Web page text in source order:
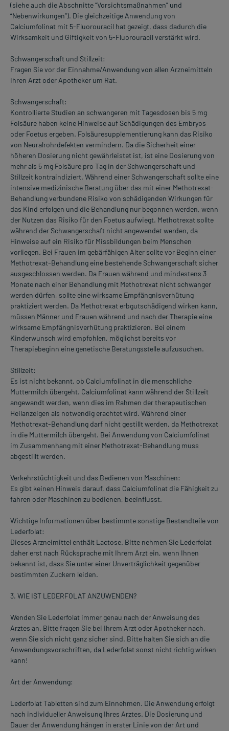
(siehe auch die Abschnitte “Vorsichtsmaßnahmen” und
“Nebenwirkungen”). Die gleichzeitige Anwendung von
Calciumfolinat mit 5-Fluorouracil hat gezeigt, dass dadurch die
Wirksamkeit und Giftigkeit von 5-Fluorouracil verstärkt wird.
Schwangerschaft und Stillzeit:
Fragen Sie vor der Einnahme/Anwendung von allen Arzneimitteln
Ihren Arzt oder Apotheker um Rat.
Schwangerschaft:
Kontrollierte Studien an schwangeren mit Tagesdosen bis 5 mg
Folsäure haben keine Hinweise auf Schädigungen des Embryos
oder Foetus ergeben. Folsäuresupplementierung kann das Risiko
von Neuralrohrdefekten vermindern. Da die Sicherheit einer
höheren Dosierung nicht gewährleistet ist, ist eine Dosierung von
mehr als 5 mg Folsäure pro Tag in der Schwangerschaft und
Stillzeit kontraindiziert. Während einer Schwangerschaft sollte eine
intensive medizinische Beratung über das mit einer Methotrexat-
Behandlung verbundene Risiko von schädigenden Wirkungen für
das Kind erfolgen und die Behandlung nur begonnen werden, wenn
der Nutzen das Risiko für den Foetus aufwiegt. Methotrexat sollte
während der Schwangerschaft nicht angewendet werden, da
Hinweise auf ein Risiko für Missbildungen beim Menschen
vorliegen. Bei Frauen im gebärfähigen Alter sollte vor Beginn einer
Methotrexat-Behandlung eine bestehende Schwangerschaft sicher
ausgeschlossen werden. Da Frauen während und mindestens 3
Monate nach einer Behandlung mit Methotrexat nicht schwanger
werden dürfen, sollte eine wirksame Empfängnisverhütung
praktiziert werden. Da Methotrexat erbgutschädigend wirken kann,
müssen Männer und Frauen während und nach der Therapie eine
wirksame Empfängnisverhütung praktizieren. Bei einem
Kinderwunsch wird empfohlen, möglichst bereits vor
Therapiebeginn eine genetische Beratungsstelle aufzusuchen.
Stillzeit:
Es ist nicht bekannt, ob Calciumfolinat in die menschliche
Muttermilch übergeht. Calciumfolinat kann während der Stillzeit
angewandt werden, wenn dies im Rahmen der therapeutischen
Heilanzeigen als notwendig erachtet wird. Während einer
Methotrexat-Behandlung darf nicht gestillt werden, da Methotrexat
in die Muttermilch übergeht. Bei Anwendung von Calciumfolinat
im Zusammenhang mit einer Methotrexat-Behandlung muss
abgestillt werden.
Verkehrstüchtigkeit und das Bedienen von Maschinen:
Es gibt keinen Hinweis darauf, dass Calciumfolinat die Fähigkeit zu
fahren oder Maschinen zu bedienen, beeinflusst.
Wichtige Informationen über bestimmte sonstige Bestandteile von
Lederfolat:
Dieses Arzneimittel enthält Lactose. Bitte nehmen Sie Lederfolat
daher erst nach Rücksprache mit Ihrem Arzt ein, wenn Ihnen
bekannt ist, dass Sie unter einer Unverträglichkeit gegenüber
bestimmten Zuckern leiden.
3. WIE IST LEDERFOLAT ANZUWENDEN?
Wenden Sie Lederfolat immer genau nach der Anweisung des
Arztes an. Bitte fragen Sie bei Ihrem Arzt oder Apotheker nach,
wenn Sie sich nicht ganz sicher sind. Bitte halten Sie sich an die
Anwendungsvorschriften, da Lederfolat sonst nicht richtig wirken
kann!
Art der Anwendung:
Lederfolat Tabletten sind zum Einnehmen. Die Anwendung erfolgt
nach individueller Anweisung Ihres Arztes. Die Dosierung und
Dauer der Anwendung hängen in erster Linie von der Art und